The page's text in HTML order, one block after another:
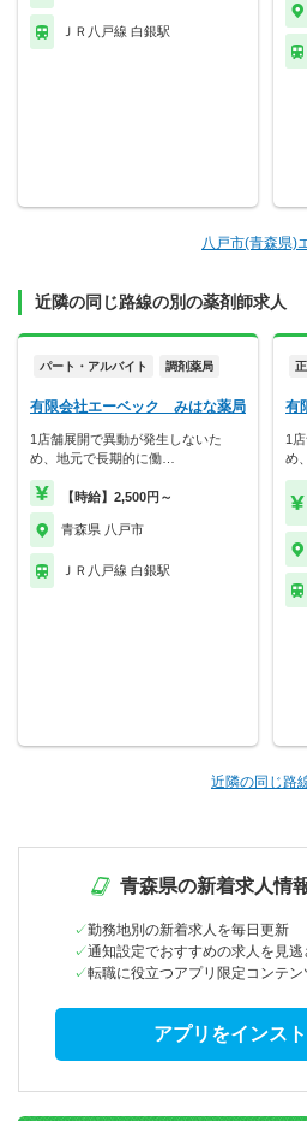
ＪＲ八戸線 白銀駅
八戸市(青森県)
近隣の同じ路線の別の薬剤師求人
パート・アルバイト 調剤薬局
有限会社エーベック みはな薬局
1店舗展開で異動が発生しないた
め、地元で長期的に働…
【時給】2,500円～
青森県 八戸市
ＪＲ八戸線 白銀駅
有
1
め
近隣の同じ路
青森県の新着求人情
勤務地別の新着求人を毎日更新
通知設定でおすすめの求人を見逃
転職に役立つアプリ限定コンテン
アプリをインス